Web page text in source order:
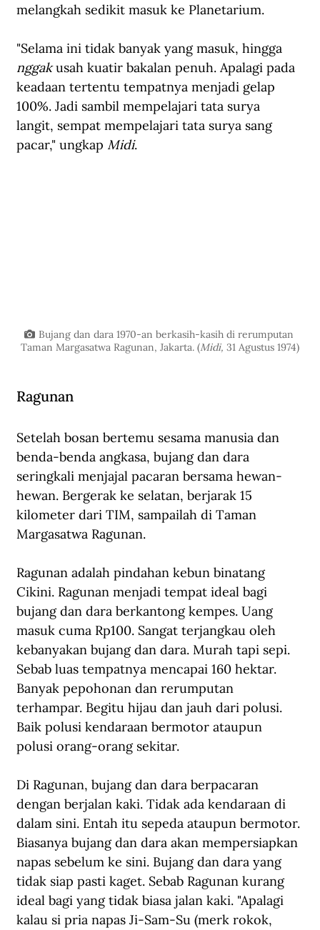
melangkah sedikit masuk ke Planetarium.
"Selama ini tidak banyak yang masuk, hingga
nggak usah kuatir bakalan penuh. Apalagi pada
keadaan tertentu tempatnya menjadi gelap
100%. Jadi sambil mempelajari tata surya
langit, sempat mempelajari tata surya sang
pacar," ungkap Midi.
Bujang dan dara 1970-an berkasih-kasih di rerumputan
Taman Margasatwa Ragunan, Jakarta. (Midi, 31 Agustus 1974)
Ragunan
Setelah bosan bertemu sesama manusia dan
benda-benda angkasa, bujang dan dara
seringkali menjajal pacaran bersama hewan-
hewan. Bergerak ke selatan, berjarak 15
kilometer dari TIM, sampailah di Taman
Margasatwa Ragunan.
Ragunan adalah pindahan kebun binatang
Cikini. Ragunan menjadi tempat ideal bagi
bujang dan dara berkantong kempes. Uang
masuk cuma Rp100. Sangat terjangkau oleh
kebanyakan bujang dan dara. Murah tapi sepi.
Sebab luas tempatnya mencapai 160 hektar.
Banyak pepohonan dan rerumputan
terhampar. Begitu hijau dan jauh dari polusi.
Baik polusi kendaraan bermotor ataupun
polusi orang-orang sekitar.
Di Ragunan, bujang dan dara berpacaran
dengan berjalan kaki. Tidak ada kendaraan di
dalam sini. Entah itu sepeda ataupun bermotor.
Biasanya bujang dan dara akan mempersiapkan
napas sebelum ke sini. Bujang dan dara yang
tidak siap pasti kaget. Sebab Ragunan kurang
ideal bagi yang tidak biasa jalan kaki. "Apalagi
kalau si pria napas Ji-Sam-Su (merk rokok,